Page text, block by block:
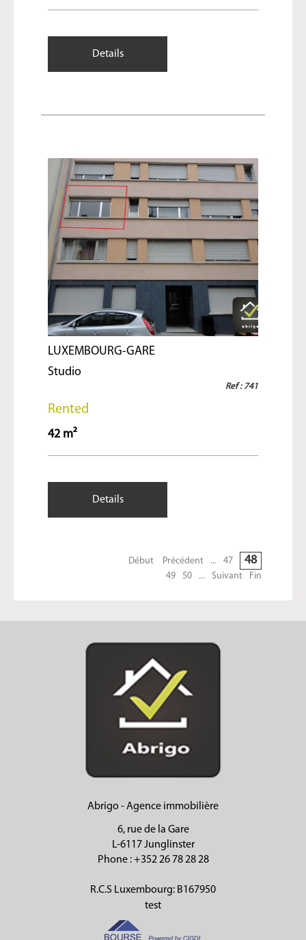
Details
LUXEMBOURG-GARE
Studio
Ref : 741
Rented
42 m²
Details
Début Précédent ... 47 48
49 50 ... Suivant Fin
Abrigo - Agence immobilière
6, rue de la Gare
L-6117 Junglinster
Phone: +352 26 78 28 28
R.C.S Luxembourg: B167950
test